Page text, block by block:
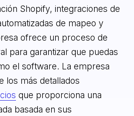
Shopify, integraciones de
de mapeo y
ofrece un proceso de
para garantizar que puedas
el software. La empresa
los más detallados
que proporciona una
basada en sus